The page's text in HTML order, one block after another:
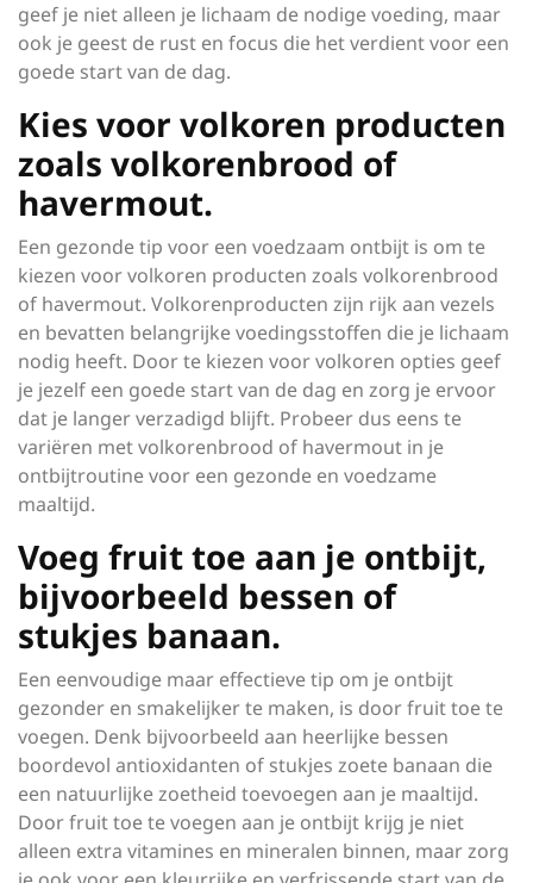
geef je niet alleen je lichaam de nodige voeding, maar
ook je geest de rust en focus die het verdient voor een
goede start van de dag.
Kies voor volkoren producten
zoals volkorenbrood of
havermout.
Een gezonde tip voor een voedzaam ontbijt is om te
kiezen voor volkoren producten zoals volkorenbrood
of havermout. Volkorenproducten zijn rijk aan vezels
en bevatten belangrijke voedingsstoffen die je lichaam
nodig heeft. Door te kiezen voor volkoren opties geef
je jezelf een goede start van de dag en zorg je ervoor
dat je langer verzadigd blijft. Probeer dus eens te
variëren met volkorenbrood of havermout in je
ontbijtroutine voor een gezonde en voedzame
maaltijd.
Voeg fruit toe aan je ontbijt,
bijvoorbeeld bessen of
stukjes banaan.
Een eenvoudige maar effectieve tip om je ontbijt
gezonder en smakelijker te maken, is door fruit toe te
voegen. Denk bijvoorbeeld aan heerlijke bessen
boordevol antioxidanten of stukjes zoete banaan die
een natuurlijke zoetheid toevoegen aan je maaltijd.
Door fruit toe te voegen aan je ontbijt krijg je niet
alleen extra vitamines en mineralen binnen, maar zorg